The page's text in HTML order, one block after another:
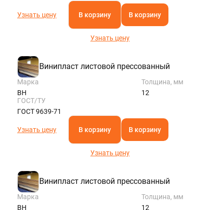
Узнать цену В корзину В корзину
Узнать цену
Винипласт листовой прессованный
Марка
ВН
Толщина, мм
12
ГОСТ/ТУ
ГОСТ 9639-71
Узнать цену В корзину В корзину
Узнать цену
Винипласт листовой прессованный
Марка
ВН
Толщина, мм
12